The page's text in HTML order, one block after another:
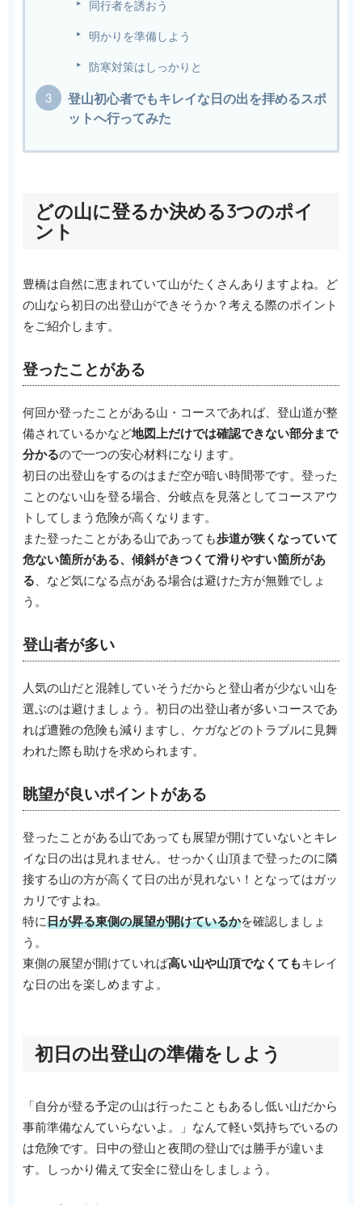
同行者を誘おう
明かりを準備しよう
防寒対策はしっかりと
登山初心者でもキレイな日の出を拝めるスポ
ットへ行ってみた
どの山に登るか決める3つのポイ
ント
豊橋は自然に恵まれていて山がたくさんありますよね。ど
の山なら初日の出登山ができそうか？考える際のポイント
をご紹介します。
登ったことがある
何回か登ったことがある山・コースであれば、登山道が整
備されているかなど地図上だけでは確認できない部分まで
分かるので一つの安心材料になります。
初日の出登山をするのはまだ空が暗い時間帯です。登った
ことのない山を登る場合、分岐点を見落としてコースアウ
トしてしまう危険が高くなります。
また登ったことがある山であっても歩道が狭くなっていて
危ない箇所がある、傾斜がきつくて滑りやすい箇所があ
る、など気になる点がある場合は避けた方が無難でしょ
う。
登山者が多い
人気の山だと混雑していそうだからと登山者が少ない山を
選ぶのは避けましょう。初日の出登山者が多いコースであ
れば遭難の危険も減りますし、ケガなどのトラブルに見舞
われた際も助けを求められます。
眺望が良いポイントがある
登ったことがある山であっても展望が開けていないとキレ
イな日の出は見れません。せっかく山頂まで登ったのに隣
接する山の方が高くて日の出が見れない！となってはガッ
カリですよね。
特に日が昇る東側の展望が開けているかを確認しましょ
う。
東側の展望が開けていれば高い山や山頂でなくてもキレイ
な日の出を楽しめますよ。
初日の出登山の準備をしよう
「自分が登る予定の山は行ったこともあるし低い山だから
事前準備なんていらないよ。」なんて軽い気持ちでいるの
は危険です。日中の登山と夜間の登山では勝手が違いま
す。しっかり備えて安全に登山をしましょう。